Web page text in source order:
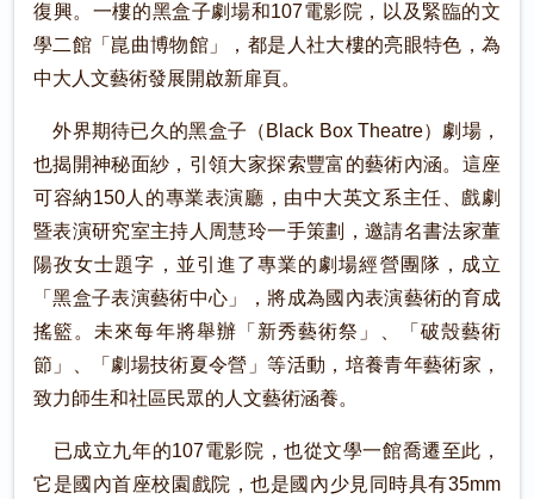
復興。一樓的黑盒子劇場和107電影院，以及緊臨的文
學二館「崑曲博物館」，都是人社大樓的亮眼特色，為
中大人文藝術發展開啟新扉頁。
外界期待已久的黑盒子（Black Box Theatre）劇場，
也揭開神秘面紗，引領大家探索豐富的藝術內涵。這座
可容納150人的專業表演廳，由中大英文系主任、戲劇
暨表演研究室主持人周慧玲一手策劃，邀請名書法家董
陽孜女士題字，並引進了專業的劇場經營團隊，成立
「黑盒子表演藝術中心」，將成為國內表演藝術的育成
搖籃。未來每年將舉辦「新秀藝術祭」、「破殼藝術
節」、「劇場技術夏令營」等活動，培養青年藝術家，
致力師生和社區民眾的人文藝術涵養。
已成立九年的107電影院，也從文學一館喬遷至此，
它是國內首座校園戲院，也是國內少見同時具有35mm